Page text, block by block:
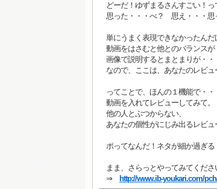
どーだ！ゆずまるさんすごい！っ
思った・・・べ？ 思え・・・思
単にうまく表現できなかったん
動画をはさむと他とのバランスが
画像で説明するとまとまりが・・
なので、ここは、あなたのレビュ
ってことで、ほんの１機能で・・
動画を入れてレビューしてみて。
他の人とぶつからない、
あなたの個性がにじみ出るレビュ
ポってなんだ！ネタが細か過ぎる
まま、さらっとやってみてくださ
⇒
http://www.ib-youkari.com/